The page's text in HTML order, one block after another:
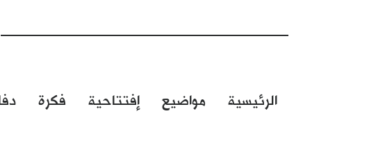
الرئيسية مواضيع إفتتاحية فكرة